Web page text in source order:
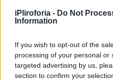
iPliroforia - Do Not
Information
If you wish to opt-out of the
processing of your personal or
targeted advertising by us,
section to confirm your